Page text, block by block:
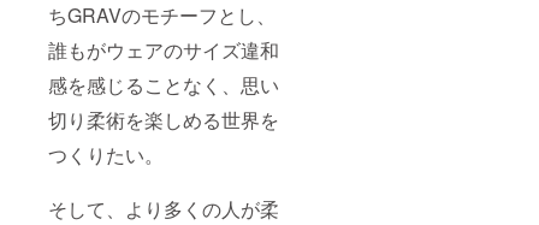
ちGRAVのモチーフとし、
誰もがウェアのサイズ違和
感を感じることなく、思い
切り柔術を楽しめる世界を
つくりたい。
そして、より多くの人が柔